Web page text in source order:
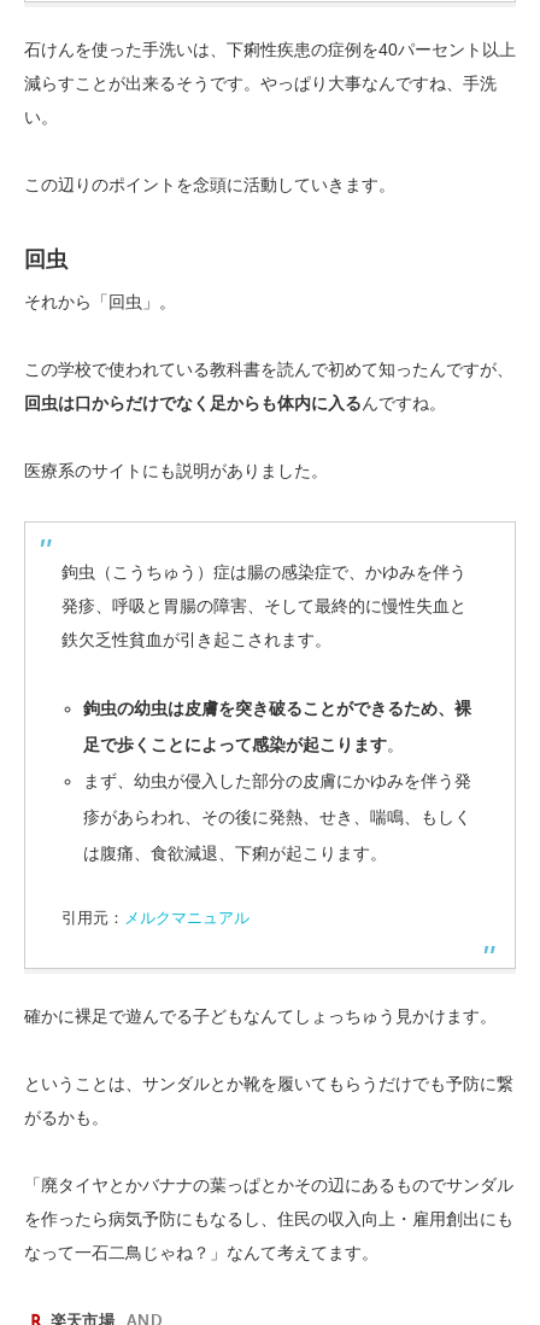
石けんを使った手洗いは、下痢性疾患の症例を40パーセント以上
減らすことが出来るそうです。やっぱり大事なんですね、手洗
い。
この辺りのポイントを念頭に活動していきます。
回虫
それから「回虫」。
この学校で使われている教科書を読んで初めて知ったんですが、
回虫は口からだけでなく足からも体内に入るんですね。
医療系のサイトにも説明がありました。
鉤虫（こうちゅう）症は腸の感染症で、かゆみを伴う
発疹、呼吸と胃腸の障害、そして最終的に慢性失血と
鉄欠乏性貧血が引き起こされます。
鉤虫の幼虫は皮膚を突き破ることができるため、裸
足で歩くことによって感染が起こります。
まず、幼虫が侵入した部分の皮膚にかゆみを伴う発
疹があらわれ、その後に発熱、せき、喘鳴、もしく
は腹痛、食欲減退、下痢が起こります。
引用元： メルクマニュアル
確かに裸足で遊んでる子どもなんてしょっちゅう見かけます。
ということは、サンダルとか靴を履いてもらうだけでも予防に繋
がるかも。
「廃タイヤとかバナナの葉っぱとかその辺にあるものでサンダル
を作ったら病気予防にもなるし、住民の収入向上・雇用創出にも
なって一石二鳥じゃね？」なんて考えてます。